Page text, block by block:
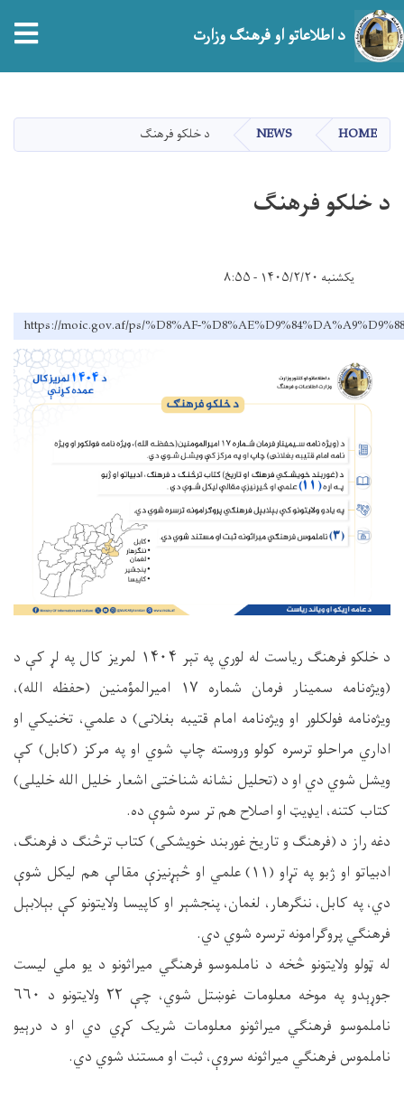
دانګل
د اطلاعاتو او فرهنګ وزارت
HOME
NEWS د خلکو فرهنګ
د خلکو فرهنګ
یکشنبه ۱۴۰۵/۲/۲۰ - ۸:۵۵
https://moic.gov.af/ps/%D8%AF-
د خلکو فرهنګ ریاست له لوري په تېر ۱۴۰۴ لمریز کال په لړ کې د
(ویژه‌نامه سمینار فرمان شماره ۱۷ امیرالمؤمنین (حفظه الله)،
ویژه‌نامه فولکلور او ویژه‌نامه امام قتیبه بغلانی) د علمي، تخنیکي او
اداري مراحلو ترسره کولو وروسته چاپ شوي او په مرکز (کابل) کې
ویشل شوي دي او د (تحلیل نشانه شناختی اشعار خلیل الله خلیلی)
کتاب کتنه، ایډیټ او اصلاح هم تر سره شوې ده.
دغه راز د (فرهنګ و تاریخ غوربند خویشکی) کتاب ترڅنګ د فرهنګ،
ادبیاتو او ژبو په تړاو (۱۱) علمي او څېړنیزې مقالې هم لیکل شوې
دي، په کابل، ننګرهار، لغمان، پنجشېر او کاپیسا ولایتونو کې بېلابېل
فرهنګي پروګرامونه ترسره شوي دي.
له ټولو ولایتونو څخه د ناملموسو فرهنګي میراثونو د یو ملي لیست
جوړېدو په موخه معلومات غوښتل شوي، چې ۲۲ ولایتونو د ۶۶۰
ناملموسو فرهنګي میراثونو معلومات شریک کړي دي او د درېیو
ناملموس فرهنګي میراثونه سروې، ثبت او مستند شوي دي.